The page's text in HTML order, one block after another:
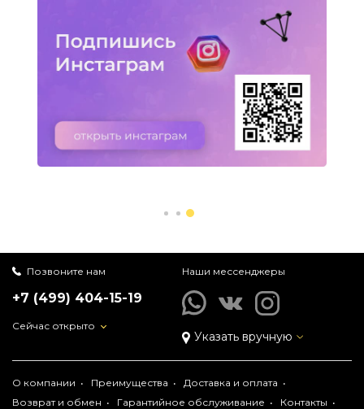
Позвоните нам
+7 (499) 404-15-19
Сейчас открыто
Наши мессенджеры
Указать вручную
О компании Преимущества
Доставка и оплата
Возврат и обмен
Гарантийное обслуживание Контакты